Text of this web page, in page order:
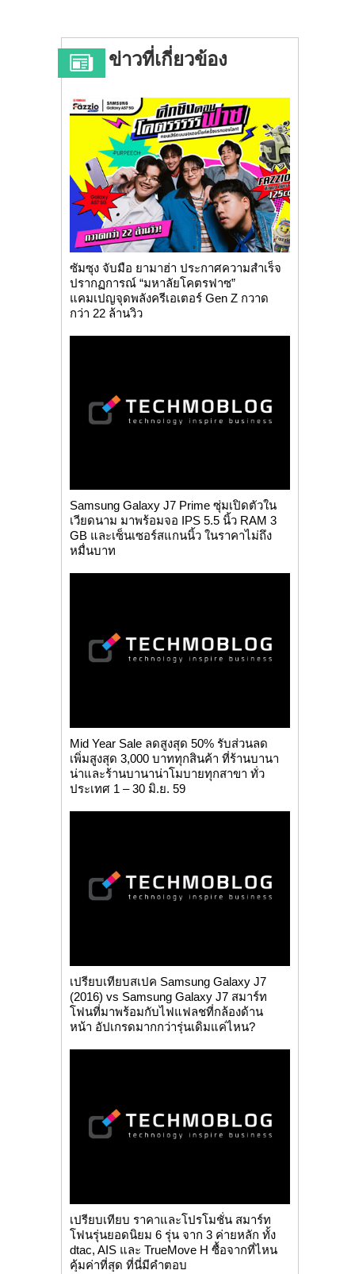
ข่าวที่เกี่ยวข้อง
ซัมซุง จับมือ ยามาฮ่า ประกาศความสำเร็จ
ปรากฏการณ์ “มหาลัยโคตรฟาซ”
แคมเปญจุดพลังครีเอเตอร์ Gen Z กวาด
กว่า 22 ล้านวิว
Samsung Galaxy J7 Prime ซุ่มเปิดตัวใน
เวียดนาม มาพร้อมจอ IPS 5.5 นิ้ว RAM 3
GB และเซ็นเซอร์สแกนนิ้ว ในราคาไม่ถึง
หมื่นบาท
Mid Year Sale ลดสูงสุด 50% รับส่วนลด
เพิ่มสูงสุด 3,000 บาททุกสินค้า ที่ร้านบานา
น่าและร้านบานาน่าโมบายทุกสาขา ทั่ว
ประเทศ 1 – 30 มิ.ย. 59
เปรียบเทียบสเปค Samsung Galaxy J7
(2016) vs Samsung Galaxy J7 สมาร์ท
โฟนที่มาพร้อมกับไฟแฟลชที่กล้องด้าน
หน้า อัปเกรดมากกว่ารุ่นเดิมแค่ไหน?
เปรียบเทียบ ราคาและโปรโมชั่น สมาร์ท
โฟนรุ่นยอดนิยม 6 รุ่น จาก 3 ค่ายหลัก ทั้ง
dtac, AIS และ TrueMove H ซื้อจากที่ไหน
คุ้มค่าที่สุด ที่นี่มีคำตอบ